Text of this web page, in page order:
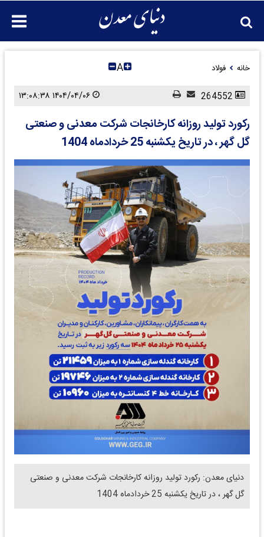
خانه فولاد A
رکورد تولید روزانه کارخانجات شرکت معدنی و صنعتی
گل گهر ، در تاریخ یکشنبه 25 خردادماه 1404
دنیای معدن: رکورد تولید روزانه کارخانجات شرکت معدنی و صنعتی
گل گهر ، در تاریخ یکشنبه 25 خردادماه 1404